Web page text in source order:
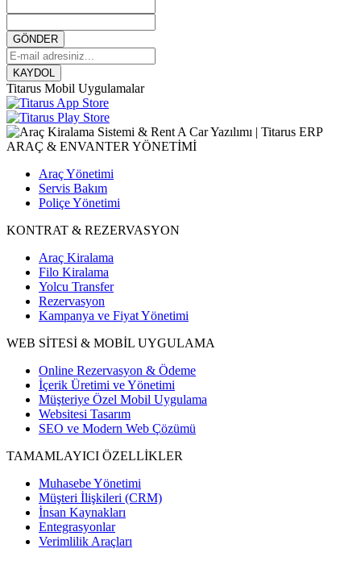
GÖNDER
KAYDOL
Titarus Mobil Uygulamalar
ARAÇ & ENVANTER YÖNETİMİ
Araç Yönetimi
Servis Bakım
Poliçe Yönetimi
KONTRAT & REZERVASYON
Araç Kiralama
Filo Kiralama
Yolcu Transfer
Rezervasyon
Kampanya ve Fiyat Yönetimi
WEB SİTESİ & MOBİL UYGULAMA
Online Rezervasyon & Ödeme
İçerik Üretimi ve Yönetimi
Müşteriye Özel Mobil Uygulama
Websitesi Tasarım
SEO ve Modern Web Çözümü
TAMAMLAYICI ÖZELLİKLER
Muhasebe Yönetimi
Müşteri İlişkileri (CRM)
İnsan Kaynakları
Entegrasyonlar
Verimlilik Araçları